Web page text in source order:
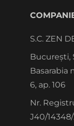
S.C. ZEN
București,
Basarabia
6, ap. 106
Nr.
J40/14348/